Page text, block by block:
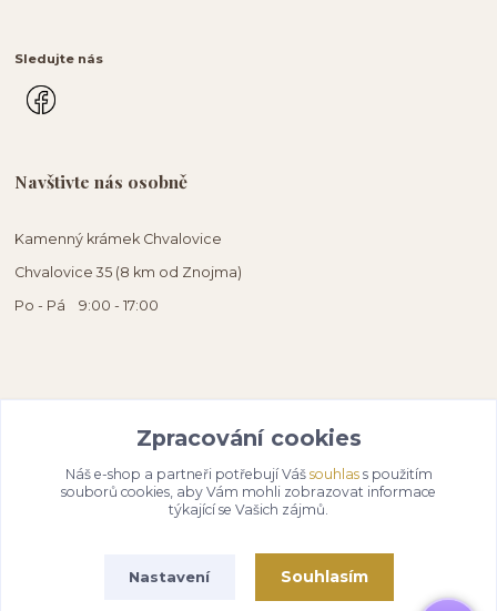
Sledujte nás
Navštivte nás osobně
Kamenný krámek Chvalovice
Chvalovice 35 (8 km od Znojma)
Po - Pá 9:00 - 17:00
Zpracování cookies
Náš e-shop a partneři potřebují Váš souhlass použitím
souborů cookies, aby Vám mohli zobrazovat informace
týkající se Vašich zájmů.
Nastavení Souhlasím